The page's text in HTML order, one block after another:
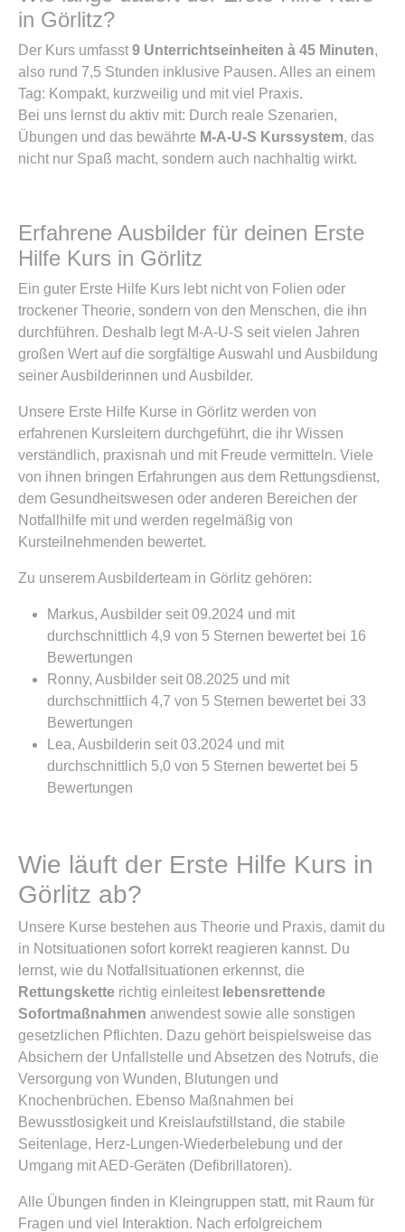
in Görlitz?
Der Kurs umfasst 9 Unterrichtseinheiten à 45 Minuten,
also rund 7,5 Stunden inklusive Pausen. Alles an einem
Tag: Kompakt, kurzweilig und mit viel Praxis.
Bei uns lernst du aktiv mit: Durch reale Szenarien,
Übungen und das bewährte M-A-U-S Kurssystem, das
nicht nur Spaß macht, sondern auch nachhaltig wirkt.
Erfahrene Ausbilder für deinen Erste
Hilfe Kurs in Görlitz
Ein guter Erste Hilfe Kurs lebt nicht von Folien oder
trockener Theorie, sondern von den Menschen, die ihn
durchführen. Deshalb legt M-A-U-S seit vielen Jahren
großen Wert auf die sorgfältige Auswahl und Ausbildung
seiner Ausbilderinnen und Ausbilder.
Unsere Erste Hilfe Kurse in Görlitz werden von
erfahrenen Kursleitern durchgeführt, die ihr Wissen
verständlich, praxisnah und mit Freude vermitteln. Viele
von ihnen bringen Erfahrungen aus dem Rettungsdienst,
dem Gesundheitswesen oder anderen Bereichen der
Notfallhilfe mit und werden regelmäßig von
Kursteilnehmenden bewertet.
Zu unserem Ausbilderteam in Görlitz gehören:
Markus, Ausbilder seit 09.2024 und mit
durchschnittlich 4,9 von 5 Sternen bewertet bei 16
Bewertungen
Ronny, Ausbilder seit 08.2025 und mit
durchschnittlich 4,7 von 5 Sternen bewertet bei 33
Bewertungen
Lea, Ausbilderin seit 03.2024 und mit
durchschnittlich 5,0 von 5 Sternen bewertet bei 5
Bewertungen
Wie läuft der Erste Hilfe Kurs in
Görlitz ab?
Unsere Kurse bestehen aus Theorie und Praxis, damit du
in Notsituationen sofort korrekt reagieren kannst. Du
lernst, wie du Notfallsituationen erkennst, die
Rettungskette richtig einleitest lebensrettende
Sofortmaßnahmen anwendest sowie alle sonstigen
gesetzlichen Pflichten. Dazu gehört beispielsweise das
Absichern der Unfallstelle und Absetzen des Notrufs, die
Versorgung von Wunden, Blutungen und
Knochenbrüchen. Ebenso Maßnahmen bei
Bewusstlosigkeit und Kreislaufstillstand, die stabile
Seitenlage, Herz-Lungen-Wiederbelebung und der
Umgang mit AED-Geräten (Defibrillatoren).
Alle Übungen finden in Kleingruppen statt, mit Raum für
Fragen und viel Interaktion. Nach erfolgreichem